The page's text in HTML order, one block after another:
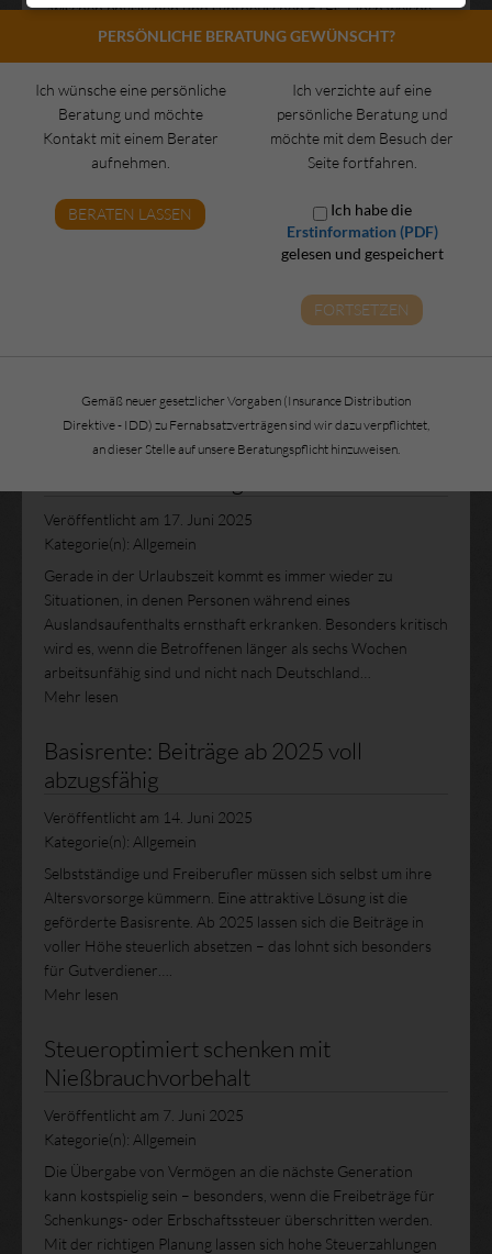
zwischen physischen und synthetischen ETFs. Doch welche
der beiden Optionen ist die richtige? Beide ETF-Typen haben
Anlegertypen….
Mehr lesen
Mit guter Beratung zum richtigen
Veröffentlicht am21. Juni 2025
Absicherungen, die jedoch gut durchdacht werden sollte.
Eine falsche Entscheidung kann später teuer werden.
schützt….
Mehr lesen
Veröffentlicht am 17. Juni 2025
Kategorie(n): Allgemein
Gerade in der Urlaubszeit kommt es immer wieder zu
Situationen, in denen Personen während eines
Auslandsaufenthalts ernsthaft erkranken. Besonders kritisch
wird es, wenn die Betroffenen länger als sechs Wochen
arbeitsunfähig sind und nicht nach Deutschland…
Mehr lesen
Basisrente: Beiträge ab 2025 voll
abzugsfähig
Veröffentlicht am 14. Juni 2025
Kategorie(n): Allgemein
Selbstständige und Freiberufler müssen sich selbst um ihre
Altersvorsorge kümmern. Eine attraktive Lösung ist die
geförderte Basisrente. Ab 2025 lassen sich die Beiträge in
voller Höhe steuerlich absetzen – das lohnt sich besonders
für Gutverdiener….
Mehr lesen
Steueroptimiert schenken mit
Nießbrauchvorbehalt
Veröffentlicht am 7. Juni 2025
Kategorie(n): Allgemein
Die Übergabe von Vermögen an die nächste Generation
kann kostspielig sein – besonders, wenn die Freibeträge für
Schenkungs- oder Erbschaftssteuer überschritten werden.
Mit der richtigen Planung lassen sich hohe Steuerzahlungen
PERSÖNLICHE BERATUNG GEWÜNSCHT?
Ich wünsche eine persönliche
Beratung und möchte
Kontakt mit einem Berater
aufnehmen.
BERATEN LASSEN
Ich verzichte auf eine
persönliche Beratung und
möchte mit dem Besuch der
Seite fortfahren.
Ich habe die
Erstinformation (PDF)
gelesen und gespeichert
FORTSETZEN
Gemäß neuer gesetzlicher Vorgaben (Insurance Distribution
Direktive - IDD) zu Fernabsatzverträgen sind wir dazu verpflichtet,
an dieser Stelle auf unsere Beratungspflicht hinzuweisen.